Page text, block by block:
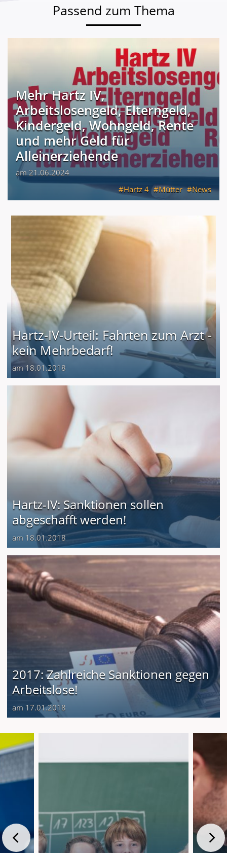
Passend zum Thema
Mehr Hartz IV,
Arbeitslosengeld, Elterngeld,
Kindergeld, Wohngeld, Rente
und mehr Geld für
Alleinerziehende
am 21.06.2024
Hartz 4
Mütter News
Hartz-IV-Urteil: Fahrten zum Arzt -
kein Mehrbedarf!
am 18.01.2018
Hartz-IV: Sanktionen sollen
abgeschafft werden!
am 18.01.2018
2017: Zahlreiche Sanktionen gegen
Arbeitslose!
am 17.01.2018